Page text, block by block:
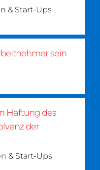
& Start-Ups
sein
Haftung des
der
& Start-Ups